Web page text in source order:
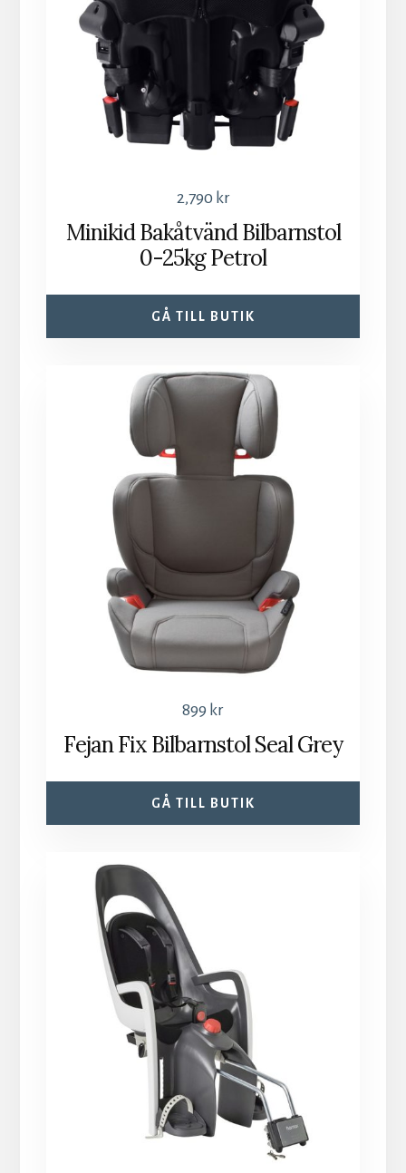
2,790 kr
Minikid Bakåtvänd Bilbarnstol
0-25kg Petrol
GÅ TILL BUTIK
899 kr
Fejan Fix Bilbarnstol Seal Grey
GÅ TILL BUTIK